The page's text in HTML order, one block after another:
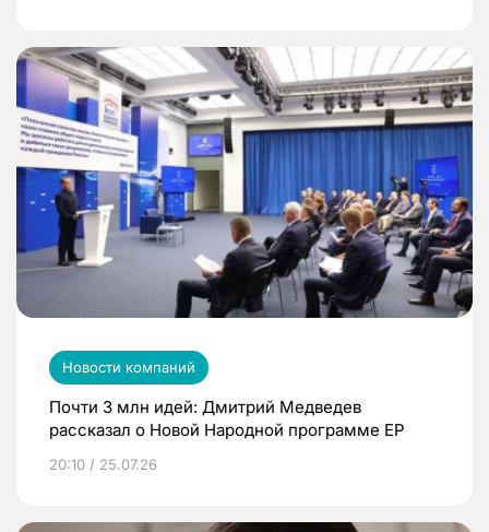
Новости компаний
Почти 3 млн идей: Дмитрий Медведев
рассказал о Новой Народной программе ЕР
20:10 / 25.07.26